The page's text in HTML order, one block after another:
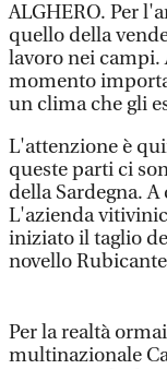
ALGHERO. Per
quello della
lavoro nei campi.
momento
un clima che gli
L'attenzione è
queste parti ci
della Sardegna.
L'azienda
iniziato il taglio
novello
Per la realtà
multinazionale